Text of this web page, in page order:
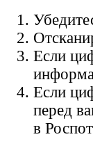
Если
Если
перед
в